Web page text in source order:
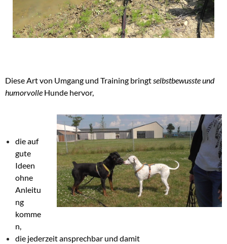
Diese Art von Umgang und Training bringtselbstbewusste und
humorvolle Hunde hervor,
die auf
gute
Ideen
ohne
Anleitu
ng
komme
n,
die jederzeit ansprechbar und damit